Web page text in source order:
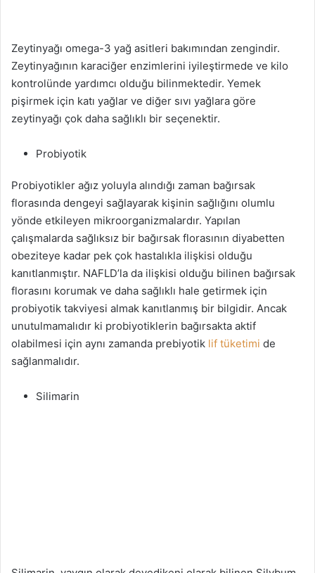
Zeytinyağı omega-3 yağ asitleri bakımından zengindir.
Zeytinyağının karaciğer enzimlerini iyileştirmede ve kilo
kontrolünde yardımcı olduğu bilinmektedir. Yemek
pişirmek için katı yağlar ve diğer sıvı yağlara göre
zeytinyağı çok daha sağlıklı bir seçenektir.
Probiyotik
Probiyotikler ağız yoluyla alındığı zaman bağırsak
florasında dengeyi sağlayarak kişinin sağlığını olumlu
yönde etkileyen mikroorganizmalardır. Yapılan
çalışmalarda sağlıksız bir bağırsak florasının diyabetten
obeziteye kadar pek çok hastalıkla ilişkisi olduğu
kanıtlanmıştır. NAFLD’la da ilişkisi olduğu bilinen bağırsak
florasını korumak ve daha sağlıklı hale getirmek için
probiyotik takviyesi almak kanıtlanmış bir bilgidir. Ancak
unutulmamalıdır ki probiyotiklerin bağırsakta aktif
olabilmesi için aynı zamanda prebiyotik lif tüketimi de
sağlanmalıdır.
Silimarin